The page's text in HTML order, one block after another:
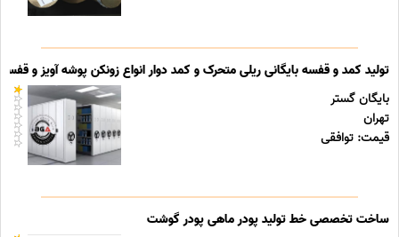
تولید کمد و قفسه بایگانی ریلی متحرک و کمد دوار انواع زونکن پوشه آویز و قفسه
بایگان گستر
تهران
قیمت: توافقی
ساخت تخصصی خط تولید پودر ماهی پودر گوشت